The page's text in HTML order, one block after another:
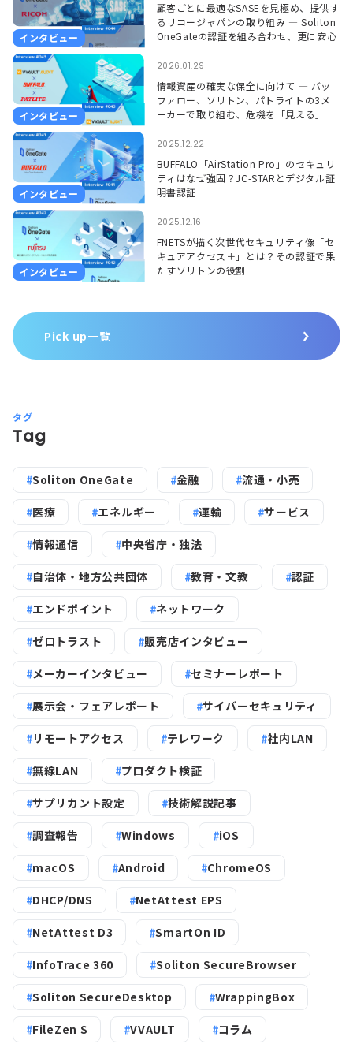
インタビュー
顧客ごとに最適なSASEを見極め、提供す
るリコージャパンの取り組み ― Soliton
OneGateの認証を組み合わせ、更に安心
インタビュー
2026.01.29
情報資産の確実な保全に向けて ― バッ
ファロー、ソリトン、パトライトの3メ
ーカーで取り組む、危機を「見える」
―
インタビュー
2025.12.22
BUFFALO「AirStation Pro」のセキュリ
ティはなぜ強固？JC-STARとデジタル証
明書認証
インタビュー
2025.12.16
FNETSが描く次世代セキュリティ像「セ
キュアアクセス＋」とは？その認証で果
たすソリトンの役割
Pick up一覧
タグ
Tag
Soliton OneGate 金融 流通・小売
医療 エネルギー 運輸 サービス
情報通信 中央省庁・独法
自治体・地方公共団体 教育・文教 認証
エンドポイント ネットワーク
ゼロトラスト 販売店インタビュー
メーカーインタビュー セミナーレポート
展示会・フェアレポート サイバーセキュリティ
リモートアクセス テレワーク 社内LAN
無線LAN プロダクト検証
サプリカント設定 技術解説記事
調査報告 Windows iOS
macOS Android ChromeOS
DHCP/DNS NetAttest EPS
NetAttest D3 SmartOn ID
InfoTrace 360 Soliton SecureBrowser
Soliton SecureDesktop WrappingBox
FileZen S VVAULT コラム